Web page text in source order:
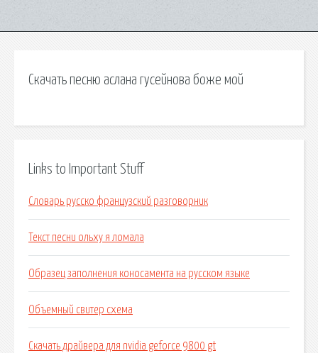
Скачать песню аслана гусейнова боже мой
Links to Important Stuff
Словарь русско французский разговорник
Текст песни ольху я ломала
Образец заполнения коносамента на русском языке
Объемный свитер схема
Скачать драйвера для nvidia geforce 9800 gt